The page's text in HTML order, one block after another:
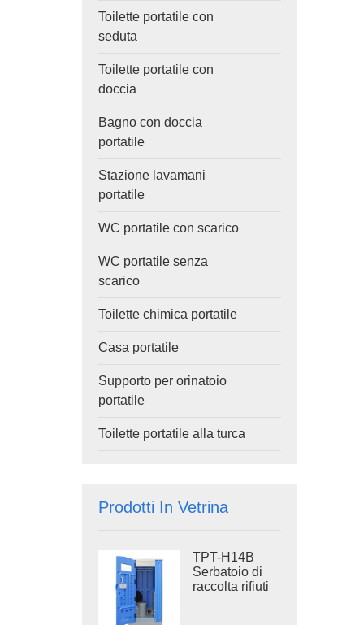
Toilette portatile con
seduta
Toilette portatile con
doccia
Bagno con doccia
portatile
Stazione lavamani
portatile
WC portatile con scarico
WC portatile senza
scarico
Toilette chimica portatile
Casa portatile
Supporto per orinatoio
portatile
Toilette portatile alla turca
Prodotti In Vetrina
TPT-H14B
Serbatoio di
raccolta rifiuti